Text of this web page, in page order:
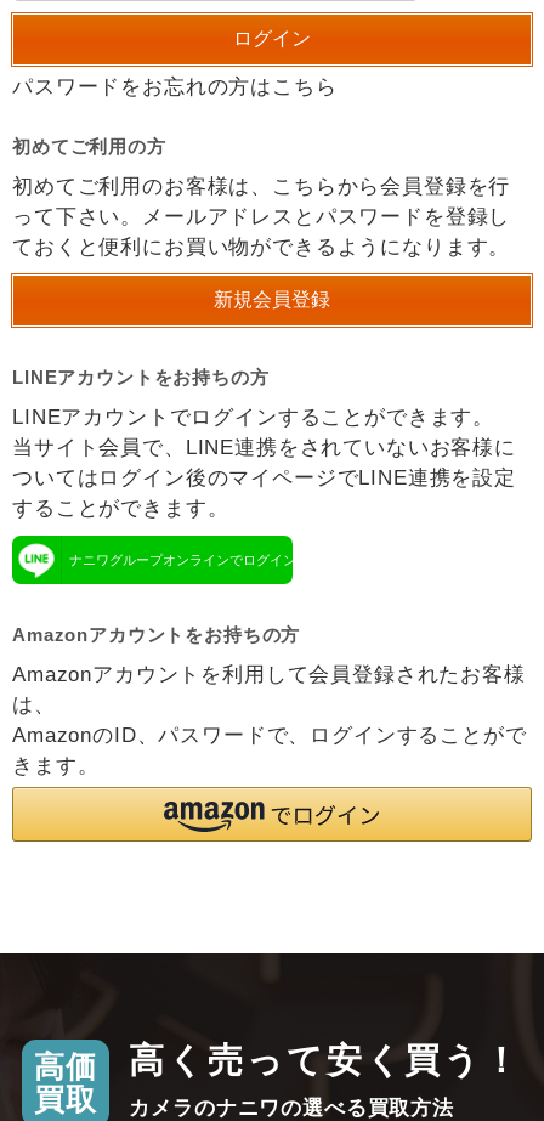
パスワードをお忘れの方はこちら
初めてご利用の方
初めてご利用のお客様は、こちらから会員登録を行
って下さい。メールアドレスとパスワードを登録し
ておくと便利にお買い物ができるようになります。
LINEアカウントをお持ちの方
LINEアカウントでログインすることができます。
当サイト会員で、LINE連携をされていないお客様に
ついてはログイン後のマイページでLINE連携を設定
することができます。
ナニワグループオンラインでログイン
Amazonアカウントをお持ちの方
Amazonアカウントを利用して会員登録されたお客様
は、
AmazonのID、パスワードで、ログインすることがで
きます。
高価
買取
高く売って安く買う！
カメラのナニワの選べる買取方法